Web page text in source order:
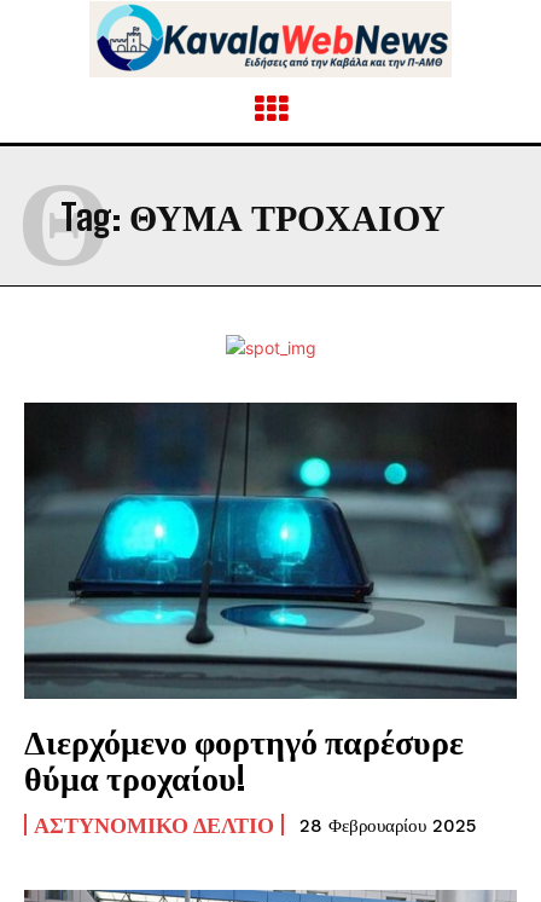
Tag: ΘΥΜΑ ΤΡΟΧΑΙΟΥ
Θ
Διερχόμενο φορτηγό παρέσυρε
θύμα τροχαίου!
ΑΣΤΥΝΟΜΙΚΌ ΔΕΛΤΊΟ 28 Φεβρουαρίου 2025